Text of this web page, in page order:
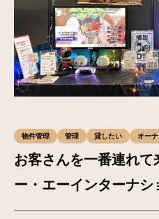
物件管理 管理 貸したい オー
お客さんを一番連れ
ー・エーインターナ
取締役 杉橋光博様】